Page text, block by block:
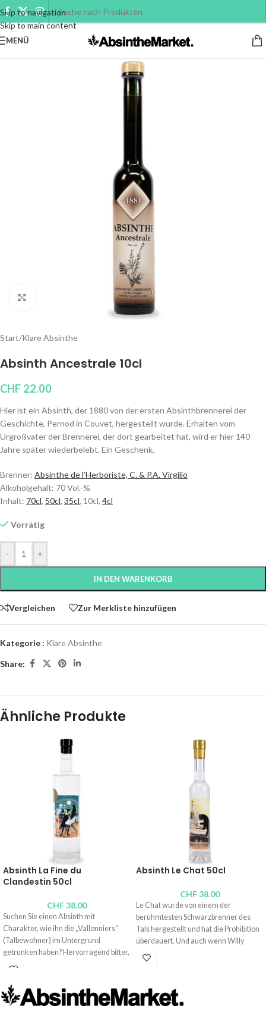
Skip to navigation
Skip to main content
MENÜ
Klicken um zu vergrößern
Start/Klare Absinthe
Absinth Ancestrale 10cl
CHF 22.00
Hier ist ein Absinth, der 1880 von der ersten Absinthbrennerei der
Geschichte, Pernod in Couvet, hergestellt wurde. Erhalten vom
Urgroßvater der Brennerei, der dort gearbeitet hat, wird er hier 140
Jahre später wiederbelebt. Ein Geschenk.
Brenner: Absinthe de l’Herboriste, C. & P.A. Virgilio
Alkoholgehalt: 70 Vol.-%
Inhalt: 70cl, 50cl, 35cl, 10cl, 4cl
Vorrätig
- +
IN DEN WARENKORB
Vergleichen Zur Merkliste hinzufügen
Kategorie : Klare Absinthe
Share:
Ähnliche Produkte
Absinth La Fine du
Clandestin 50cl
CHF38.00
Suchen Sie einen Absinth mit
Charakter, wie ihn die „Vallonniers“
(Talbewohner) im Untergrund
getrunken haben? Hervorragend bitter,
bemerkenswert pflanzlich? Verpassen
der 15 Pflanzen kombiniert, darunter
ungewöhnlicher Engelwurz und
Absinth Le Chat 50cl
CHF38.00
Le Chat wurde von einem der
berühmtesten Schwarzbrenner des
Tals hergestellt und hat die Prohibition
überdauert. Und auch wenn Willy
verstorben ist, reproduziert seine
hinter einem alten Etikett bourgeoiser
Absinthe verbirgt. Hervorragend!